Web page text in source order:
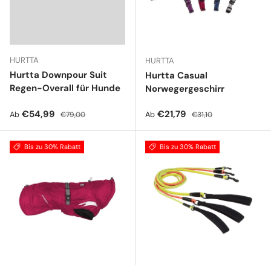
HURTTA
Hurtta Downpour Suit
Regen-Overall für Hunde
Verkaufspreis
Ab €54,99 Normaler Preis
€79,00
HURTTA
Hurtta Casual
Norwegergeschirr
Verkaufspreis
Ab €21,79 Normaler Preis
€31,10
Bis zu 30% Rabatt Bis zu 30% Rabatt